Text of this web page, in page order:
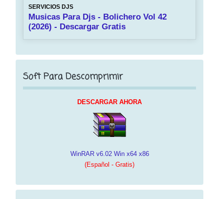
SERVICIOS DJS
Musicas Para Djs - Bolichero Vol 42
(2026) - Descargar Gratis
Soft Para Descomprimir
DESCARGAR AHORA
WinRAR v6.02 Win x64 x86
(Español - Gratis)